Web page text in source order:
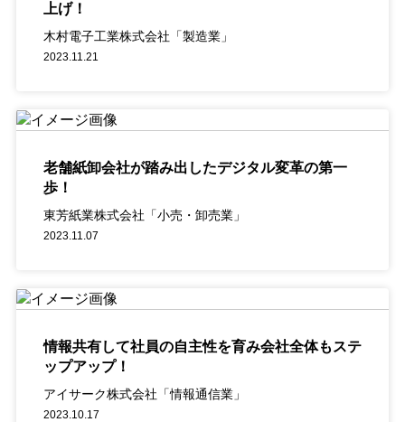
上げ！
木村電子工業株式会社「製造業」
2023.11.21
老舗紙卸会社が踏み出したデジタル変革の第一
歩！
東芳紙業株式会社「小売・卸売業」
2023.11.07
情報共有して社員の自主性を育み会社全体もステ
ップアップ！
アイサーク株式会社「情報通信業」
2023.10.17